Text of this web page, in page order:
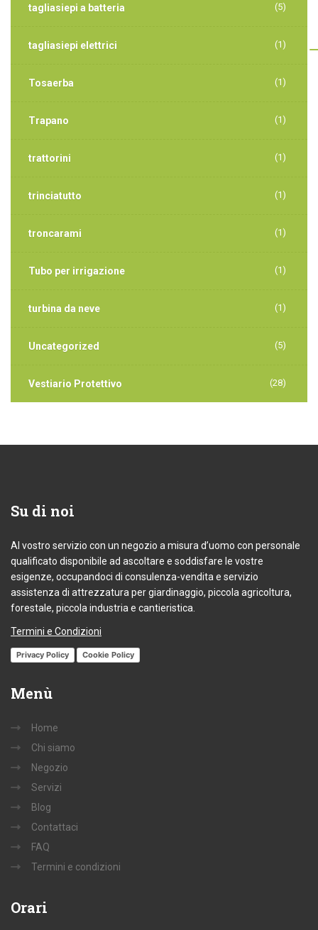
tagliasiepi a batteria (5)
tagliasiepi elettrici (1)
Tosaerba (1)
Trapano (1)
trattorini (1)
trinciatutto (1)
troncarami (1)
Tubo per irrigazione (1)
turbina da neve (1)
Uncategorized (5)
Vestiario Protettivo (28)
Su di noi
Al vostro servizio con un negozio a misura d’uomo con personale
qualificato disponibile ad ascoltare e soddisfare le vostre
esigenze, occupandoci di consulenza-vendita e servizio
assistenza di attrezzatura per giardinaggio, piccola agricoltura,
forestale, piccola industria e cantieristica.
Termini e Condizioni
Privacy Policy Cookie Policy
Menù
Home
Chi siamo
Negozio
Servizi
Blog
Contattaci
FAQ
Termini e condizioni
Orari